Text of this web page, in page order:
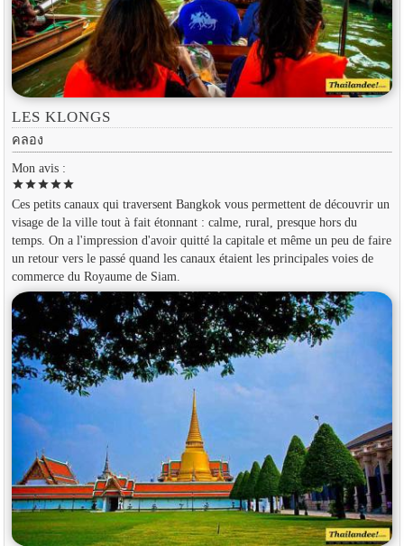
LES KLONGS
คลอง
Mon avis :
starstarstarstarstar
Ces petits canaux qui traversent Bangkok vous permettent de découvrir un
visage de la ville tout à fait étonnant : calme, rural, presque hors du
temps. On a l'impression d'avoir quitté la capitale et même un peu de faire
un retour vers le passé quand les canaux étaient les principales voies de
commerce du Royaume de Siam.